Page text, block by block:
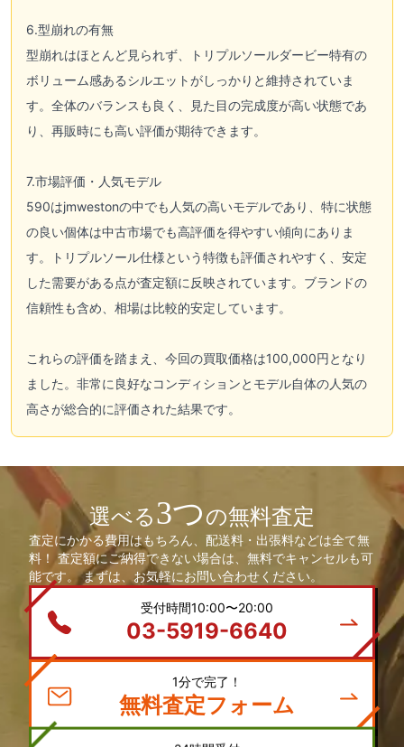
6.型崩れの有無
型崩れはほとんど見られず、トリプルソールダービー特有の
ボリューム感あるシルエットがしっかりと維持されていま
す。全体のバランスも良く、見た目の完成度が高い状態であ
り、再販時にも高い評価が期待できます。
7.市場評価・人気モデル
590はjmwestonの中でも人気の高いモデルであり、特に状態
の良い個体は中古市場でも高評価を得やすい傾向にありま
す。トリプルソール仕様という特徴も評価されやすく、安定
した需要がある点が査定額に反映されています。ブランドの
信頼性も含め、相場は比較的安定しています。
これらの評価を踏まえ、今回の買取価格は100,000円となり
ました。非常に良好なコンディションとモデル自体の人気の
高さが総合的に評価された結果です。
選べる3つの無料査定
査定にかかる費用はもちろん、配送料・出張料などは全て無
料！ 査定額にご納得できない場合は、無料でキャンセルも可
能です。 まずは、お気軽にお問い合わせください。
受付時間10:00〜20:00
03-5919-6640
1分で完了！
無料査定フォーム